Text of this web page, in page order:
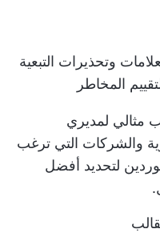
وتحذيرات التبعية
المخاطر
مثالي لمديري
والشركات التي ترغب
لتحديد أفضل